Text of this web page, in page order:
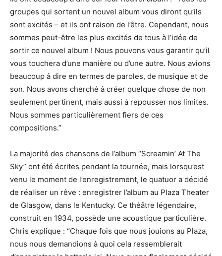
groupes qui sortent un nouvel album vous diront qu’ils
sont excités – et ils ont raison de l’être. Cependant, nous
sommes peut-être les plus excités de tous à l’idée de
sortir ce nouvel album ! Nous pouvons vous garantir qu’il
vous touchera d’une manière ou d’une autre. Nous avions
beaucoup à dire en termes de paroles, de musique et de
son. Nous avons cherché à créer quelque chose de non
seulement pertinent, mais aussi à repousser nos limites.
Nous sommes particulièrement fiers de ces
compositions.”
La majorité des chansons de l’album “Screamin’ At The
Sky” ont été écrites pendant la tournée, mais lorsqu’est
venu le moment de l’enregistrement, le quatuor a décidé
de réaliser un rêve : enregistrer l’album au Plaza Theater
de Glasgow, dans le Kentucky. Ce théâtre légendaire,
construit en 1934, possède une acoustique particulière.
Chris explique : “Chaque fois que nous jouions au Plaza,
nous nous demandions à quoi cela ressemblerait